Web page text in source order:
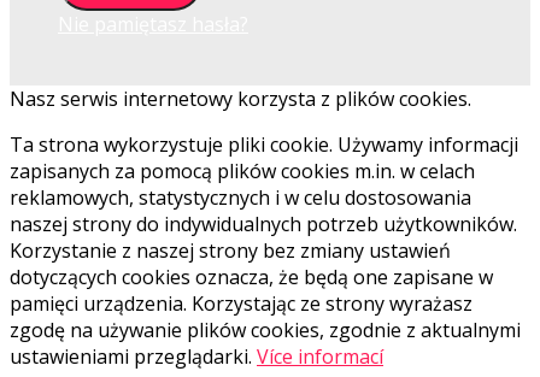
Nasz serwis internetowy korzysta z plików cookies.
Ta strona wykorzystuje pliki cookie. Używamy informacji
zapisanych za pomocą plików cookies m.in. w celach
reklamowych, statystycznych i w celu dostosowania
naszej strony do indywidualnych potrzeb użytkowników.
Korzystanie z naszej strony bez zmiany ustawień
dotyczących cookies oznacza, że będą one zapisane w
pamięci urządzenia. Korzystając ze strony wyrażasz
zgodę na używanie plików cookies, zgodnie z aktualnymi
ustawieniami przeglądarki. Více informací